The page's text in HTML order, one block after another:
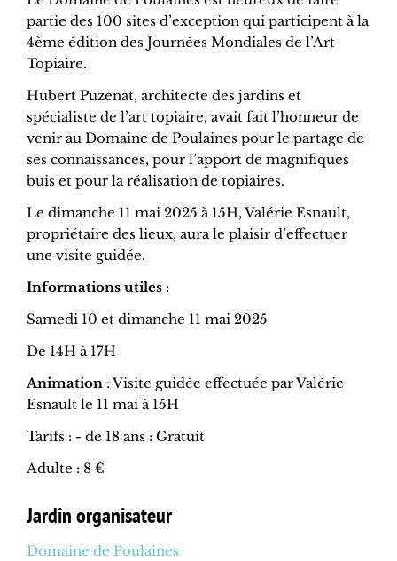
partie des 100 sites d’exception qui participent à la
4ème édition des Journées Mondiales de l’Art
Topiaire.
Hubert Puzenat, architecte des jardins et
spécialiste de l’art topiaire, avait fait l’honneur de
venir au Domaine de Poulaines pour le partage de
ses connaissances, pour l’apport de magnifiques
buis et pour la réalisation de topiaires.
Le dimanche 11 mai 2025 à 15H, Valérie Esnault,
propriétaire des lieux, aura le plaisir d’effectuer
une visite guidée.
Informations utiles :
Samedi 10 et dimanche 11 mai 2025
De 14H à 17H
Animation : Visite guidée effectuée par Valérie
Esnault le 11 mai à 15H
Tarifs : - de 18 ans : Gratuit
Adulte : 8 €
Jardin organisateur
Domaine de Poulaines